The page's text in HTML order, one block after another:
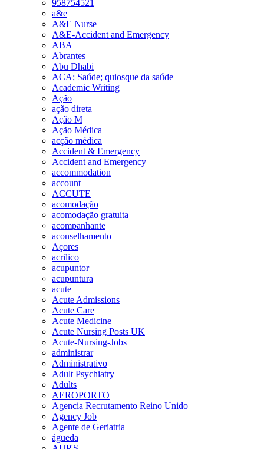
958754521
a&e
A&E Nurse
A&E-Accident and Emergency
ABA
Abrantes
Abu Dhabi
ACA; Saúde; quiosque da saúde
Academic Writing
Ação
ação direta
Ação M
Ação Médica
acção médica
Accident & Emergency
Accident and Emergency
accommodation
account
ACCUTE
acomodação
acomodação gratuita
acompanhante
aconselhamento
Açores
acrilico
acupuntor
acupuntura
acute
Acute Admissions
Acute Care
Acute Medicine
Acute Nursing Posts UK
Acute-Nursing-Jobs
administrar
Administrativo
Adult Psychiatry
Adults
AEROPORTO
Agencia Recrutamento Reino Unido
Agency Job
Agente de Geriatria
águeda